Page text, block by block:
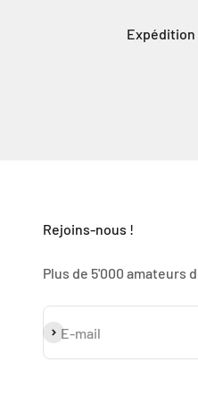
Expédition
Rejoins-nous !
Plus de 5'000 amateurs
E-mail
S'inscrire